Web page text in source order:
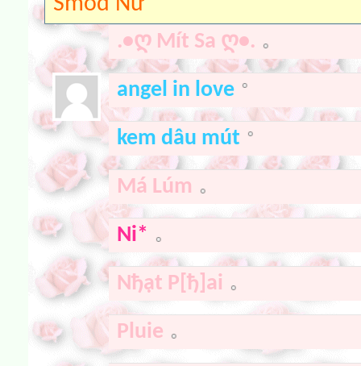
.•ღ Mít Sa ღ•.
angel in love
kem dâu mút
Má Lúm
Ni*
Nђạt P[ђ]ai
Pluie